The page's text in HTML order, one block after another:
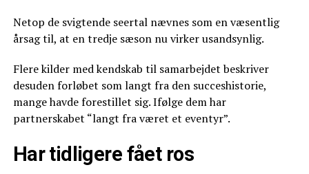
Netop de svigtende seertal nævnes som en væsentlig
årsag til, at en tredje sæson nu virker usandsynlig.
Flere kilder med kendskab til samarbejdet beskriver
desuden forløbet som langt fra den succeshistorie,
mange havde forestillet sig. Ifølge dem har
partnerskabet “langt fra været et eventyr”.
Har tidligere fået ros